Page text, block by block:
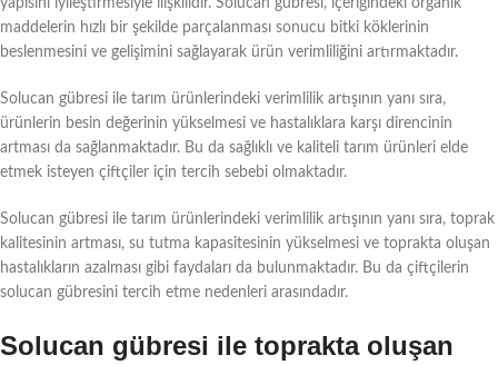
yapısını iyileştirmesiyle ilişkilidir. Solucan gübresi, içeriğindeki organik
maddelerin hızlı bir şekilde parçalanması sonucu bitki köklerinin
beslenmesini ve gelişimini sağlayarak ürün verimliliğini artırmaktadır.
Solucan gübresi ile tarım ürünlerindeki verimlilik artışının yanı sıra,
ürünlerin besin değerinin yükselmesi ve hastalıklara karşı direncinin
artması da sağlanmaktadır. Bu da sağlıklı ve kaliteli tarım ürünleri elde
etmek isteyen çiftçiler için tercih sebebi olmaktadır.
Solucan gübresi ile tarım ürünlerindeki verimlilik artışının yanı sıra, toprak
kalitesinin artması, su tutma kapasitesinin yükselmesi ve toprakta oluşan
hastalıkların azalması gibi faydaları da bulunmaktadır. Bu da çiftçilerin
solucan gübresini tercih etme nedenleri arasındadır.
Solucan gübresi ile toprakta oluşan